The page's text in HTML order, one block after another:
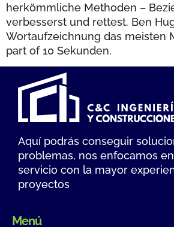
herkömmliche Methoden –
verbesserst und rettest. Ben
Wortaufzeichnung das meisten
part of 10 Sekunden.
Aquí podrás conseguir
problemas, nos enfocamos
servicio con la mayor
proyectos
Menú